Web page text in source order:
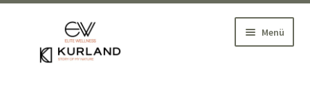
navigációhoz
tartalomba
Menü